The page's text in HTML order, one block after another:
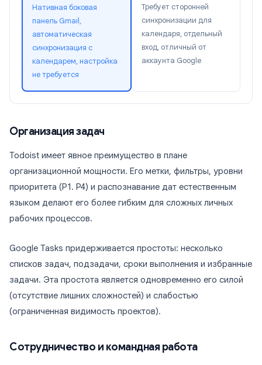
Нативная боковая
панель Gmail,
автоматическая
синхронизация с
календарем, настройка
не требуется
Требует сторонней
синхронизации для
календаря, отдельный
вход, отличный от
аккаунта Google
Организация задач
Todoist имеет явное преимущество в плане
организационной мощности. Его метки, фильтры, уровни
приоритета (P1. P4) и распознавание дат естественным
языком делают его более гибким для сложных личных
рабочих процессов.
Google Tasks придерживается простоты: несколько
списков задач, подзадачи, сроки выполнения и избранные
задачи. Эта простота является одновременно его силой
(отсутствие лишних сложностей) и слабостью
(ограниченная видимость проектов).
Сотрудничество и командная работа